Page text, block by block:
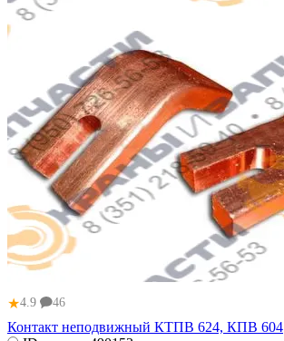
★4.9 46
Контакт неподвижный КТПВ 624, КПВ 604